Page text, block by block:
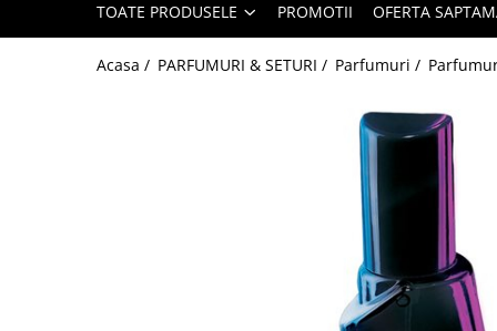
TOATE PRODUSELE PROMOTII OFERTA
Acasa / PARFUMURI & SETURI / Parfumuri /